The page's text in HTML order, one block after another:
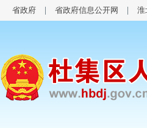
省政府 省政府信息公开网 淮